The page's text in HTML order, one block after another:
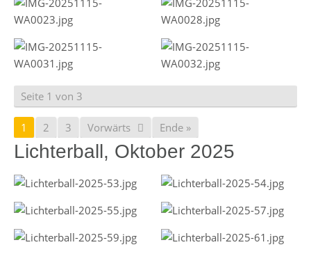
Seite 1 von 3
1 2 3 Vorwärts Ende »
Lichterball, Oktober 2025